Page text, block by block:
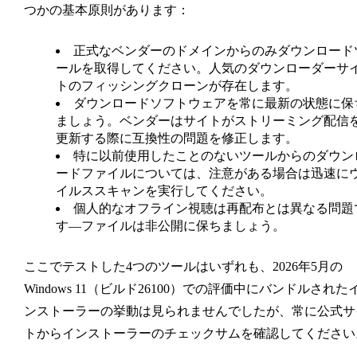
つかの基本原則があります：
正式なベンダーのドメインからのみダウンロード
ールを取得してください。人気のダウンローダーサ
トのフィッシングクローンが存在します。
ダウンロードソフトウェアを常に最新の状態に保
ましょう。ベンダーはサイトがストリーミング配信
更新する際に互換性の問題を修正します。
特に以前使用したことのないツールからのダウン
ードファイルについては、注意がある場合は迅速に
イルススキャンを実行してください。
個人的なオフライン視聴は再配布とは異なる問題
す—ファイルは非公開に保ちましょう。
ここでテストした4つのツールはいずれも、2026年5月の
Windows 11（ビルド26100）での評価中にバンドルされた
ンストーラーの挙動は見られませんでしたが、常に公式
トからインストーラーのチェックサムを確認してくださ